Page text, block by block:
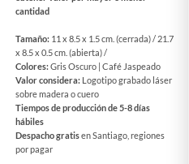
cantidad
Tamaño: 11 x 8.5 x 1.5 cm. (cerrada) / 21.7
x 8.5 x 0.5 cm. (abierta) /
Colores:Gris Oscuro | Café Jaspeado
Valor considera: Logotipo grabado láser
sobre madera o cuero
Tiempos de producción de 5-8 días
hábiles
Despacho gratisen Santiago, regiones
por pagar